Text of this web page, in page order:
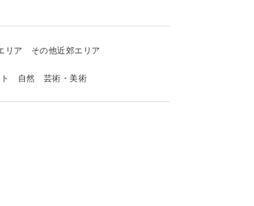
リア その他近郊エリア
自然 芸術・美術